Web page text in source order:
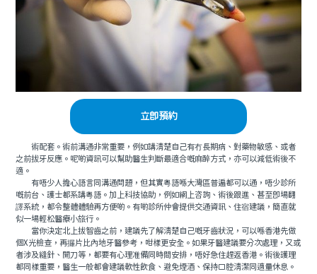
立即預約
術配套。術前溝通非常重要，例如講清楚自己有冇長期病、對藥物敏感、或者
之前拔牙反應。呢啲資訊可以幫助醫生判斷最適合嘅麻醉方式，亦可以減低術後不
適。
有唔少人擔心語言同溝通問題，但其實粵語喺大灣區普遍都可以通，唔少診所
嘅前台、護士都系講粵語。加上科技協助，例如網上咨詢、術後跟進、甚至即場翻
譯系統，都令整體體驗再方便啲。有啲診所仲會提供交通資訊、住宿建議，簡直就
似一場輕松醫療小旅行。
當你決定北上拔智齒之前，建議先了解清楚自己嘅牙齒狀況，可以喺香港先做
個X光檢查，再攞片比內地牙醫參考，咁樣更安全。如果牙醫建議要分次處理，又或
者涉及縫針、開刀等，都要有心理准備同時間安排，唔好急住趕返香港。術後護理
都同樣重要，醫生一般都會建議軟性飲食、避免煙酒、保持口腔清潔同適量休息。